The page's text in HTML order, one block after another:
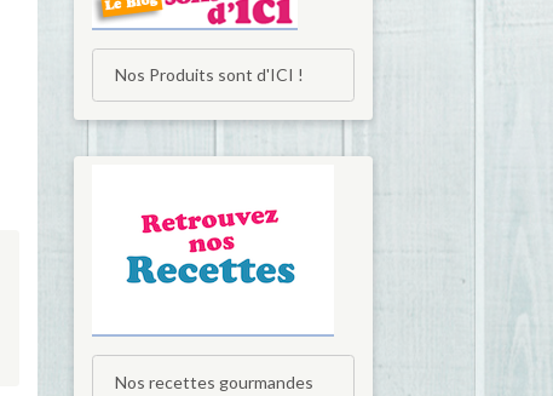
Nos Produits sont d'ICI !
Nos recettes gourmandes